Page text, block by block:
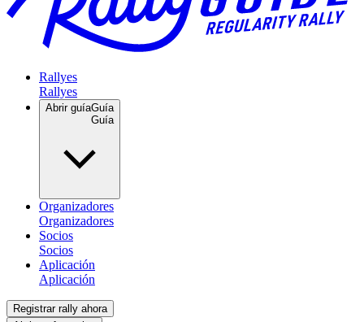
Rallyes
Abrir guíaGuía
Organizadores
Socios
Aplicación
Registrar rally ahora